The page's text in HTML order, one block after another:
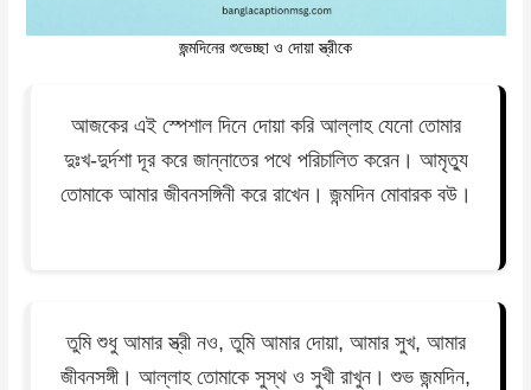
জন্মদিনের শুভেচ্ছা ও দোয়া স্ত্রীকে
আজকের এই স্পেশাল দিনে দোয়া করি আল্লাহ যেনো তোমার
দুঃখ-দুর্দশা দূর করে জান্নাতের পথে পরিচালিত করেন। আমৃত্যু
তোমাকে আমার জীবনসঙ্গিনী করে রাখেন। জন্মদিন মোবারক বউ।
তুমি শুধু আমার স্ত্রী নও, তুমি আমার দোয়া, আমার সুখ, আমার
জীবনসঙ্গী। আল্লাহ তোমাকে সুস্থ ও সুখী রাখুন। শুভ জন্মদিন,